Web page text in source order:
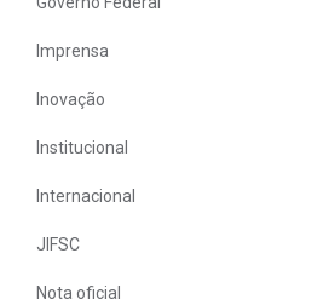
Imprensa
Inovação
Institucional
Internacional
JIFSC
Nota oficial